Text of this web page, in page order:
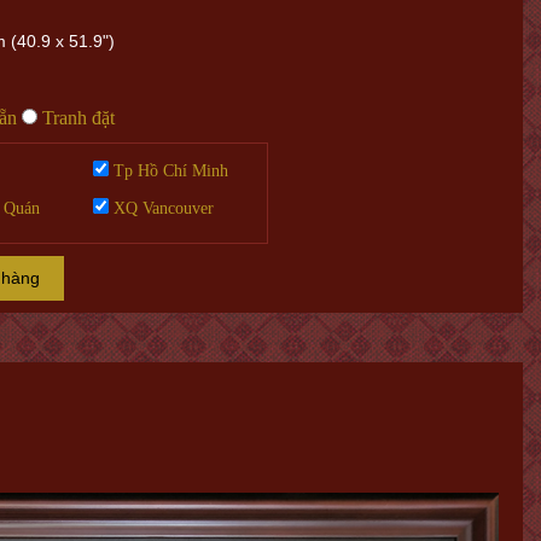
(40.9 x 51.9")
Tranh đặt
Tp Hồ Chí Minh
XQ Vancouver